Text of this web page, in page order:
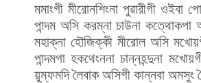
মমাংগী মীরোনশিংনা পুৱারীগী ওইবা
পান্দম অসি করম্না চাউনা
মহাক্না হৌজিক্কী মীরোল অসি
পান্দমগা হকথেংননা চান্নহন্দুনা
য়ুম্ফমদি লৈবাক অসিগী কান্নবা